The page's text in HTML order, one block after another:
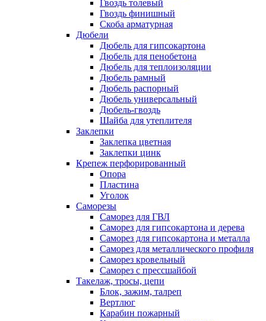
Гвоздь толевый
Гвоздь финишный
Скоба арматурная
Дюбели
Дюбель для гипсокартона
Дюбель для пенобетона
Дюбель для теплоизоляции
Дюбель рамный
Дюбель распорный
Дюбель универсальный
Дюбель-гвоздь
Шайба для утеплителя
Заклепки
Заклепка цветная
Заклепки цинк
Крепеж перфорированный
Опора
Пластина
Уголок
Саморезы
Саморез для ГВЛ
Саморез для гипсокартона и дерева
Саморез для гипсокартона и металла
Саморез для металлического профиля
Саморез кровельный
Саморез с прессшайбой
Такелаж, тросы, цепи
Блок, зажим, талреп
Вертлюг
Карабин пожарный